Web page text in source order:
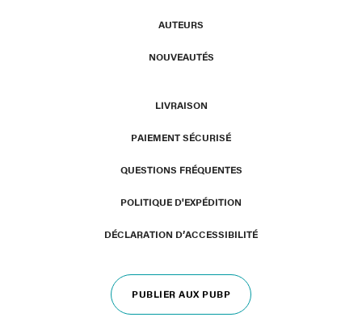
AUTEURS
NOUVEAUTÉS
LIVRAISON
PAIEMENT SÉCURISÉ
QUESTIONS FRÉQUENTES
POLITIQUE D'EXPÉDITION
DÉCLARATION D’ACCESSIBILITÉ
PUBLIER AUX PUBP